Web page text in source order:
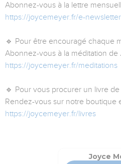
Abonnez-vous à la lettre
https://joycemeyer.fr/e-newsletter
🔹 Pour être encouragé chaque
Abonnez-vous à la méditation
https://joycemeyer.fr/meditations
🔹 Pour vous procurer un livre
Rendez-vous sur notre boutique
https://joycemeyer.fr/livres
Joyce